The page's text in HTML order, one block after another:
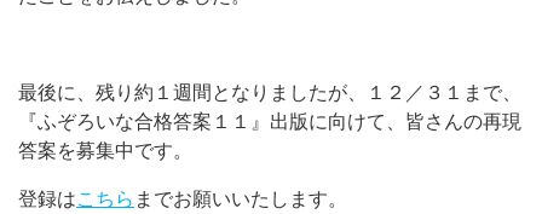
最後に、残り約１週間となりましたが、１２／３１まで、
『ふぞろいな合格答案１１』出版に向けて、皆さんの再現
答案を募集中です。
登録はこちら までお願いいたします。